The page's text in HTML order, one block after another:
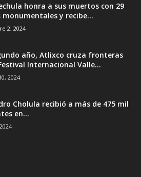
honra a sus muertos con 29
y recibe...
2, 2024
año, Atlixco cruza fronteras
Internacional Valle...
2024
Cholula recibió a más de 475 mil
en...